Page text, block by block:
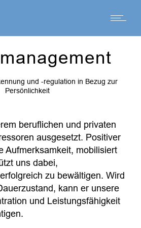
und -regulation in Bezug zur
Persönlichkeit
beruflichen und privaten
ausgesetzt. Positiver
Aufmerksamkeit, mobilisiert
uns dabei,
zu bewältigen. Wird
kann er unsere
und Leistungsfähigkeit